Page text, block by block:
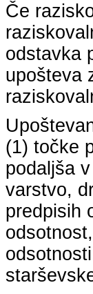
Če
odstavka
upošteva
(1) točke
podaljša
varstvo,
predpisih